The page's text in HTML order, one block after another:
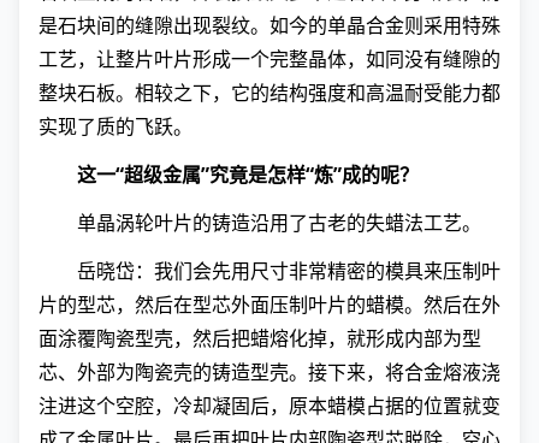
是石块间的缝隙出现裂纹。如今的单晶合金则采用特殊
工艺，让整片叶片形成一个完整晶体，如同没有缝隙的
整块石板。相较之下，它的结构强度和高温耐受能力都
实现了质的飞跃。
这一“超级金属”究竟是怎样“炼”成的呢？
单晶涡轮叶片的铸造沿用了古老的失蜡法工艺。
岳晓岱：我们会先用尺寸非常精密的模具来压制叶
片的型芯，然后在型芯外面压制叶片的蜡模。然后在外
面涂覆陶瓷型壳，然后把蜡熔化掉，就形成内部为型
芯、外部为陶瓷壳的铸造型壳。接下来，将合金熔液浇
注进这个空腔，冷却凝固后，原本蜡模占据的位置就变